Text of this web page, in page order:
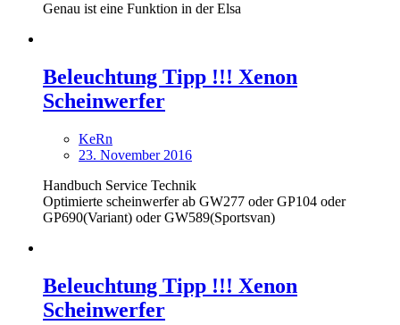
Genau ist eine Funktion in der Elsa
Beleuchtung Tipp !!! Xenon
Scheinwerfer
KeRn
23. November 2016
Handbuch Service Technik
Optimierte scheinwerferab GW277 oder GP104 oder
GP690(Variant) oder GW589(Sportsvan)
Beleuchtung Tipp !!! Xenon
Scheinwerfer